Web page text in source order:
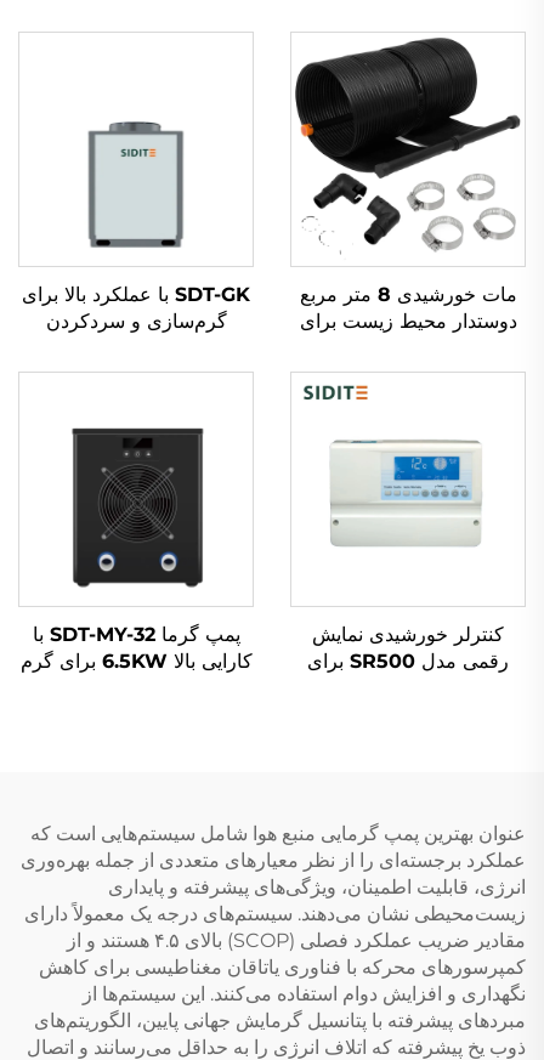
مات خورشیدی 8 متر مربع
دوستدار محیط زیست برای
رubber بیرونی برای
گرمایش آب
SDT-GK با عملکرد بالا برای
گرم‌سازی و سردکردن
8.4-215KW، مواد مذاب
آب مخابره
کنترلر خورشیدی نمایش
رقمی مدل SR500 برای
پمپ گرما SDT-MY-32 با
کارایی بالا 6.5KW برای گرم
عنوان بهترین پمپ گرمایی منبع هوا شامل سیستم‌هایی است که
عملکرد برجسته‌ای را از نظر معیارهای متعددی از جمله بهره‌وری
انرژی، قابلیت اطمینان، ویژگی‌های پیشرفته و پایداری
زیست‌محیطی نشان می‌دهند. سیستم‌های درجه یک معمولاً دارای
مقادیر ضریب عملکرد فصلی (SCOP) بالای ۴.۵ هستند و از
کمپرسورهای محرکه با فناوری یاتاقان مغناطیسی برای کاهش
نگهداری و افزایش دوام استفاده می‌کنند. این سیستم‌ها از
مبردهای پیشرفته با پتانسیل گرمایش جهانی پایین، الگوریتم‌های
ذوب یخ پیشرفته که اتلاف انرژی را به حداقل می‌رسانند و اتصال